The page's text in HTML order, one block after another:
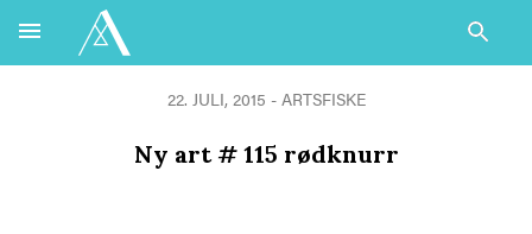
22. JULI, 2015 - ARTSFISKE
Ny art # 115 rødknurr